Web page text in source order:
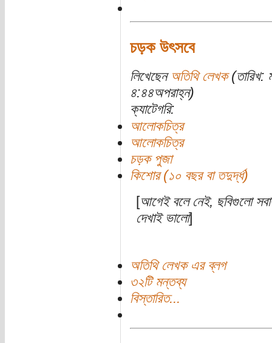
চড়ক উৎসবে
লিখেছেন অতিথি লেখক(তারিখ:
৪:৪৪অপরাহ্ন)
ক্যাটেগরি:
আলোকচিত্র
আলোকচিত্র
চড়ক পুজা
কিশোর (১০ বছর বা তদুর্দ্ধ)
[আগেই বলে নেই, ছবিগুলো
দেখাই ভালো]
অতিথি লেখক এর ব্লগ
৩২টি মন্তব্য
বিস্তারিত...